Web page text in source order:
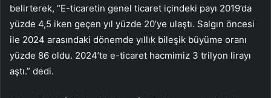
belirterek, “E-ticaretin genel ticaret içindeki payı 2019’da
yüzde 4,5 iken geçen yıl yüzde 20’ye ulaştı. Salgın öncesi
ile 2024 arasındaki dönemde yıllık bileşik büyüme oranı
yüzde 86 oldu. 2024’te e-ticaret hacmimiz 3 trilyon lirayı
aştı.” dedi.